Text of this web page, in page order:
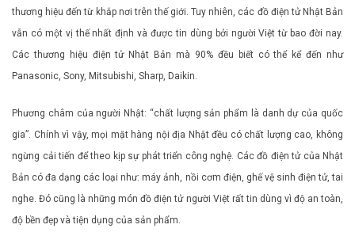
thương hiệu đến từ khắp nơi trên thế giới. Tuy nhiên, các đồ điện tử Nhật Bản
vẫn có một vị thế nhất định và được tin dùng bởi người Việt từ bao đời nay.
Các thương hiệu điện tử Nhật Bản mà 90% đều biết có thể kể đến như
Panasonic, Sony, Mitsubishi, Sharp, Daikin.
Phương châm của người Nhật: “chất lượng sản phẩm là danh dự của quốc
gia”. Chính vì vậy, mọi mặt hàng nội địa Nhật đều có chất lượng cao, không
ngừng cải tiến để theo kịp sự phát triển công nghệ. Các đồ điện tử của Nhật
Bản có đa dạng các loại như: máy ảnh, nồi cơm điện, ghế vệ sinh điện tử, tai
nghe. Đó cũng là những món đồ điện tử người Việt rất tin dùng vì độ an toàn,
độ bền đẹp và tiện dụng của sản phẩm.